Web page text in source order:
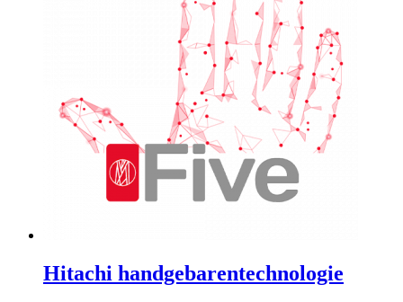
Hitachi handgebarentechnologie